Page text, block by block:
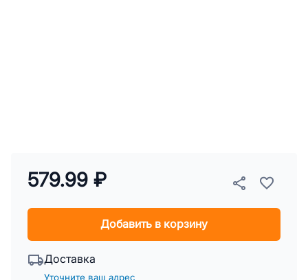
579.99 ₽
Добавить в корзину
Доставка
Уточните ваш адрес